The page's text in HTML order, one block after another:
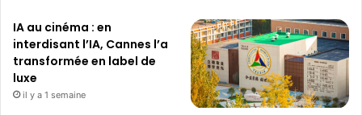
IA au cinéma : en
interdisant l’IA, Cannes l’a
transformée en label de
luxe
il y a 1 semaine